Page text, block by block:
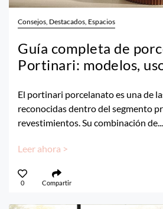
Consejos, Destacados, Espacios
Guía completa de
Portinari: modelos,
El portinari porcelanato es una de
reconocidas dentro del segmento
revestimientos. Su combinación de...
Leer ahora >
0 Compartir